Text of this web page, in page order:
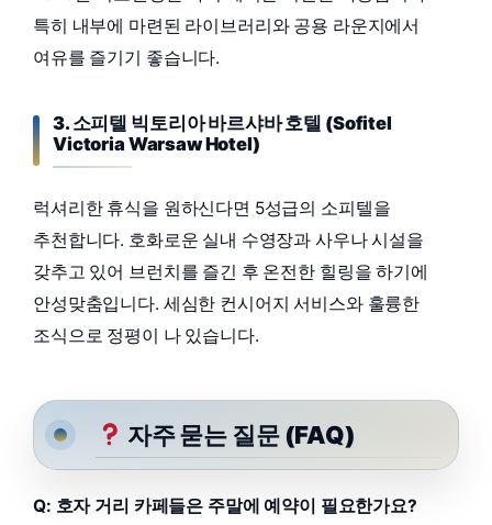
특히 내부에 마련된 라이브러리와 공용 라운지에서
여유를 즐기기 좋습니다.
3. 소피텔 빅토리아 바르샤바 호텔 (Sofitel
Victoria Warsaw Hotel)
럭셔리한 휴식을 원하신다면 5성급의 소피텔을
추천합니다. 호화로운 실내 수영장과 사우나 시설을
갖추고 있어 브런치를 즐긴 후 온전한 힐링을 하기에
안성맞춤입니다. 세심한 컨시어지 서비스와 훌륭한
조식으로 정평이 나 있습니다.
자주 묻는 질문 (FAQ)
Q: 호자 거리 카페들은 주말에 예약이 필요한가요?